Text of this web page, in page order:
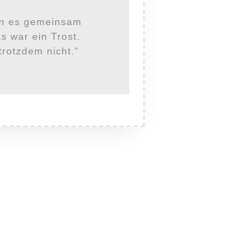
es gemeinsam
war ein Trost.
nicht.“